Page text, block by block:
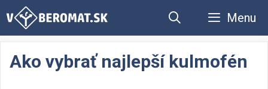
Preskočiť
Menu
Ako vybrať najlepší kulmofén